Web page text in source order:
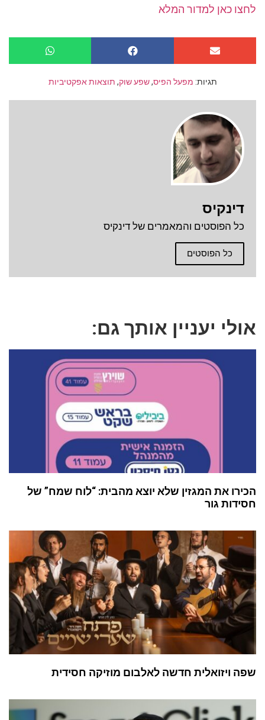
לחצו כאן למדור המלא
תגיות: מפעל הפיס,שפע שוק, תוצאות אפקטיביות
דינקיס
כל הפוסטים והמאמרים של דינקיס
כל הפוסטים
אולי יעניין אותך גם:
הכירו את המגזין שלא יוצא מהבית: “לוח שמח” של
חסידות גור
שפה ויזואלית חדשה לאלבום מוזיקה חסידית